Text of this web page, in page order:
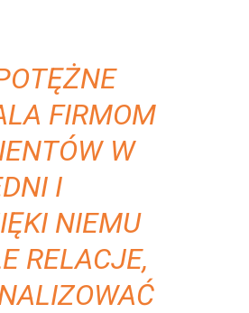
FIRMOM
W
I
NIEMU
RELACJE,